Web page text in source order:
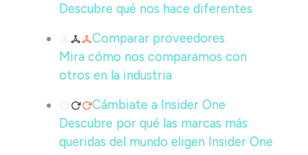
Descubre qué nos hace diferentes
Comparar proveedores
Mira cómo nos comparamos con
otros en la industria
Cámbiate a Insider One
Descubre por qué las marcas más
queridas del mundo eligen Insider One